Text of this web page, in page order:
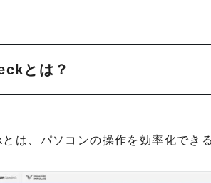
とは？
は、パソコンの操作を効率化でき